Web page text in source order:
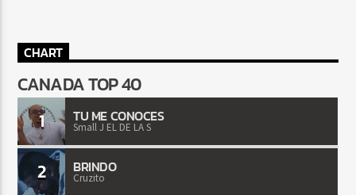
CHART
CANADA TOP 40
1 TU ME CONOCES
Small J EL DE LA S
2 BRINDO
Cruzito